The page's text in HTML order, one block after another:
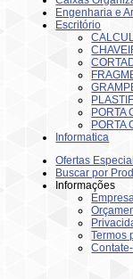
Engenharia e
Escritório
PORTA
PORTA
Informatica
Ofertas
Buscar por
Informações
Termos